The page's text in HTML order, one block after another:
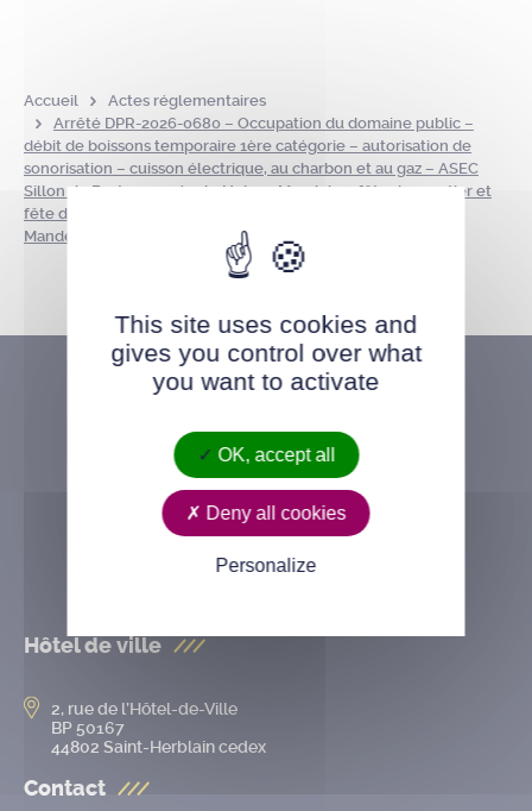
Accueil
Actes réglementaires
Arrêté DPR-2026-0680 – Occupation du domaine public –
débit de boissons temporaire 1ère catégorie – autorisation de
sonorisation – cuisson électrique, au charbon et au gaz – ASEC
Sillon de Bretagne – école Nelson Mandela – fête de quartier et
fête d’école – parc de la Savèze – esplanade école Nelson
Mandela – le 12 juin 2026
Hôtel de ville
2, rue de l’Hôtel-de-Ville
BP 50167
44802 Saint-Herblain cedex
Contact
This site uses cookies and
gives you control over what
you want to activate
OK, accept all
Deny all cookies
Personalize